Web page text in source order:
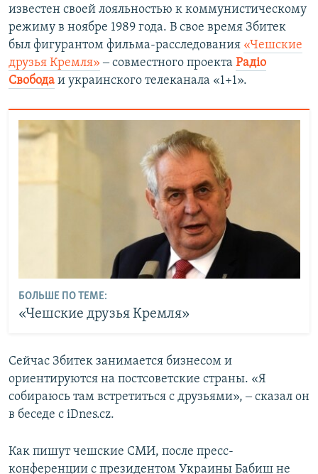
известен своей лояльностью к коммунистическому
режиму в ноябре 1989 года. В свое время Збитек
был фигурантом фильма-расследования «Чешские
друзья Кремля» ‒ совместного проекта Радіо
Свобода и украинского телеканала «1+1».
БОЛЬШЕ ПО ТЕМЕ:
«Чешские друзья Кремля»
Сейчас Збитек занимается бизнесом и
ориентируются на постсоветские страны. «Я
собираюсь там встретиться с друзьями», ‒ сказал он
в беседе с iDnes.cz.
Как пишут чешские СМИ, после пресс-
конференции с президентом Украины Бабиш не